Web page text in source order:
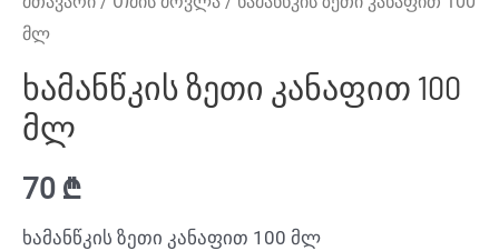
მლ
ხამანწკის ზეთი კანაფით 100
მლ
70 ₾
ხამანწკის ზეთი კანაფით 100 მლ